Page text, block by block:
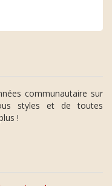
communautaire sur
styles et de toutes
!